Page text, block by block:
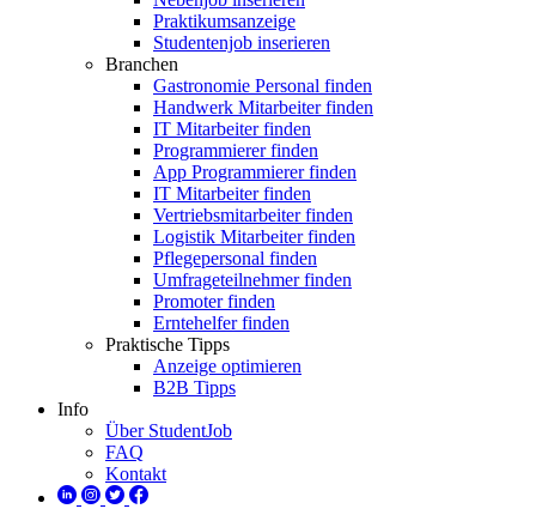
Praktikumsanzeige
Studentenjob inserieren
Branchen
Gastronomie Personal finden
Handwerk Mitarbeiter finden
IT Mitarbeiter finden
Programmierer finden
App Programmierer finden
IT Mitarbeiter finden
Vertriebsmitarbeiter finden
Logistik Mitarbeiter finden
Pflegepersonal finden
Umfrageteilnehmer finden
Promoter finden
Erntehelfer finden
Praktische Tipps
Anzeige optimieren
B2B Tipps
Info
Über StudentJob
FAQ
Kontakt